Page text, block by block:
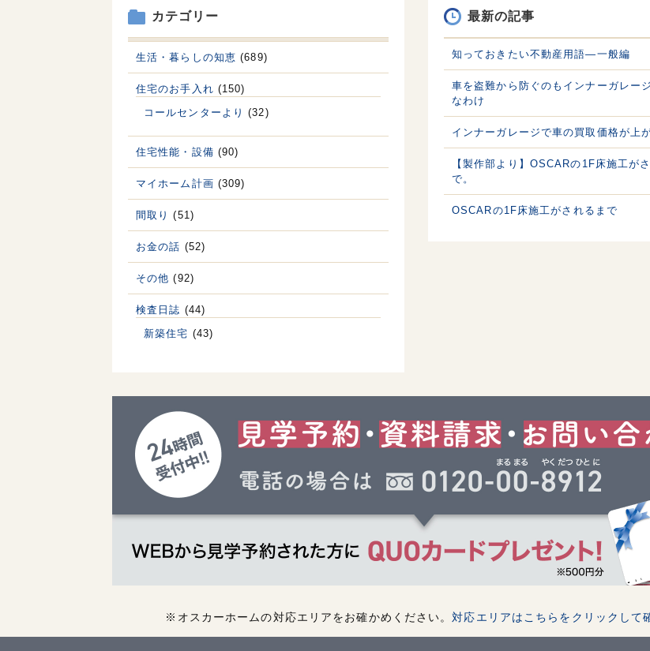
最新の記事
知っておきたい不動産用語—一般編
車を盗難から防ぐのもインナーガレー
なわけ
インナーガレージで車の買取価格が上
【製作部より】OSCARの1F床施工が
で。
OSCARの1F床施工がされるまで
カテゴリー
生活・暮らしの知恵 (689)
住宅のお手入れ (150)
コールセンターより (32)
住宅性能・設備 (90)
マイホーム計画 (309)
間取り (51)
お金の話 (52)
その他 (92)
検査日誌 (44)
新築住宅 (43)
※オスカーホームの対応エリアをお確かめください。対応エリアはこちらをクリックして